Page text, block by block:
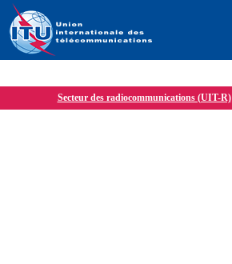
Secteur des radiocommunications (UIT-R)